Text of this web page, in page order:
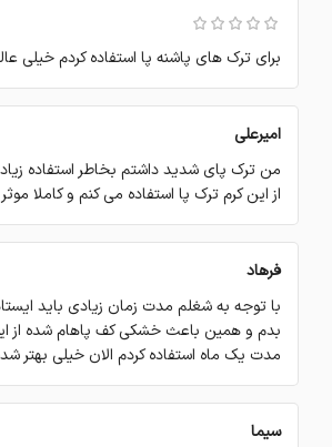
برای ترک های پاشنه پا استفاده کردم خیلی
امیرعلی
من ترک پای شدید داشتم بخاطر استفاده
از این کرم ترک پا استفاده می کنم و کاملا
فرهاد
با توجه به شغلم مدت زمان زیادی باید
بدم و همین باعث خشکی کف پاهام شده از
مدت یک ماه استفاده کردم الان خیلی بهتر
سیما